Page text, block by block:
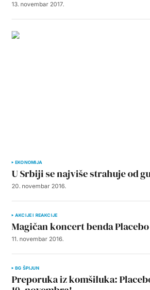
13. novembar 2017.
EKONOMIJA
U Srbiji se najviše strahuje od
20. novembar 2016.
AKCIJE I REAKCIJE
Magičan koncert benda
11. novembar 2016.
BG ŠPIJUN
Preporuka iz komšiluka: